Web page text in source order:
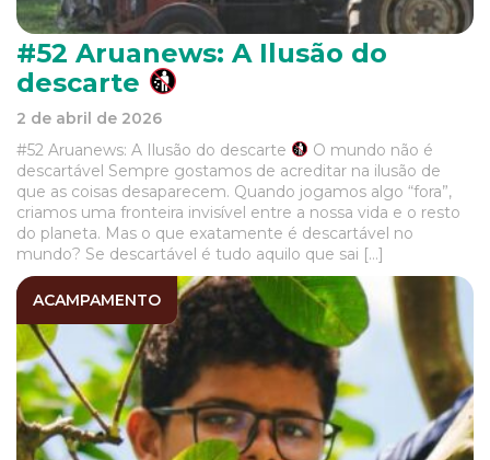
#52 Aruanews: A Ilusão do
descarte
2 de abril de 2026
#52 Aruanews: A Ilusão do descarte
O mundo não é
descartável Sempre gostamos de acreditar na ilusão de
que as coisas desaparecem. Quando jogamos algo “fora”,
criamos uma fronteira invisível entre a nossa vida e o resto
do planeta. Mas o que exatamente é descartável no
mundo? Se descartável é tudo aquilo que sai […]
ACAMPAMENTO